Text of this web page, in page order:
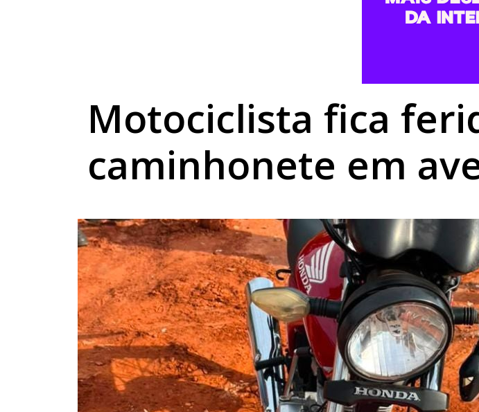
Golpista se passa por apresentador de TV e faz
Motociclista fica
caminhonete em